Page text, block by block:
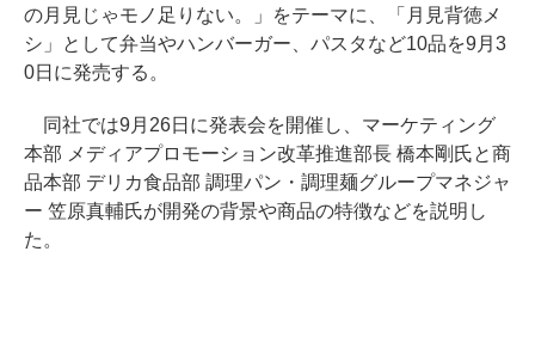
の月見じゃモノ足りない。」をテーマに、「月見背徳メ
シ」として弁当やハンバーガー、パスタなど10品を9月3
0日に発売する。
同社では9月26日に発表会を開催し、マーケティング
本部 メディアプロモーション改革推進部長 橋本剛氏と商
品本部 デリカ食品部 調理パン・調理麺グループマネジャ
ー 笠原真輔氏が開発の背景や商品の特徴などを説明し
た。